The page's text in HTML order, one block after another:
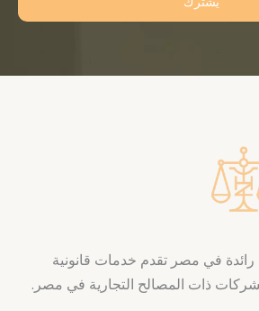
في مصر تقدم خدمات قانونية
ذات المصالح التجارية في مصر.